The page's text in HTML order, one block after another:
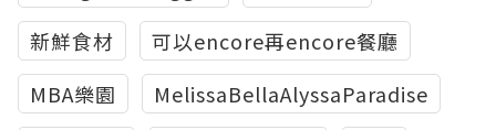
新鮮食材
可以encore再encore餐廳
MBA樂園
MelissaBellaAlyssaParadise